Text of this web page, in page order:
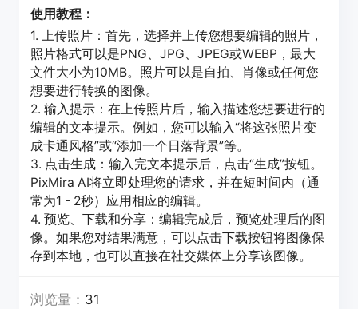
使用教程：
1. 上传照片：首先，选择并上传您想要编辑的照片，
照片格式可以是PNG、JPG、JPEG或WEBP，最大
文件大小为10MB。照片可以是自拍、肖像或任何您
想要进行转换的图像。
2. 输入提示：在上传照片后，输入描述您想要进行的
编辑的文本提示。例如，您可以输入“将这张照片变
成卡通风格”或“添加一个日落背景”等。
3. 点击生成：输入完文本提示后，点击“生成”按钮。
PixMira AI将立即处理您的请求，并在短时间内（通
常为1 - 2秒）应用相应的编辑。
4. 预览、下载和分享：编辑完成后，预览处理后的图
像。如果您对结果满意，可以点击下载按钮将图像保
存到本地，也可以直接在社交媒体上分享该图像。
浏览量： 31